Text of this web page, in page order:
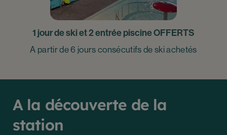
1 jour de ski et 2 entrée piscine OFFERTS
A partir de 6 jours consécutifs de ski achetés
A la découverte de la
station